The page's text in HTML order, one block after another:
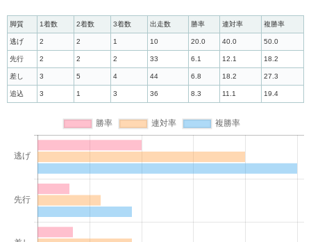
脚質 1着数 2着数 3着数 出走数 勝率 連対率 複勝率
逃げ 2 2 1 10 20.0 40.0 50.0
先行 2 2 2 33 6.1 12.1 18.2
差し 3 5 4 44 6.8 18.2 27.3
追込 3 1 3 36 8.3 11.1 19.4